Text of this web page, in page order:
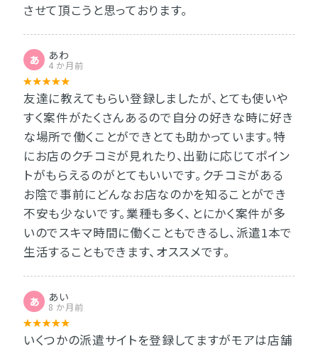
させて頂こうと思っております。
あ あわ
4 か月前
友達に教えてもらい登録しましたが、とても使いや
すく案件がたくさんあるので自分の好きな時に好き
な場所で働くことができとても助かっています。特
にお店のクチコミが見れたり、出勤に応じてポイン
トがもらえるのがとてもいいです。クチコミがある
お陰で事前にどんなお店なのかを知ることができ
不安も少ないです。業種も多く、とにかく案件が多
いのでスキマ時間に働くこともできるし、派遣1本で
生活することもできます、オススメです。
あ あい
8 か月前
いくつかの派遣サイトを登録してますがモアは店舗